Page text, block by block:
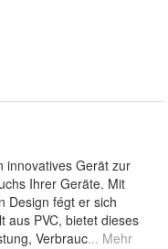
innovatives Gerät zur
Ihrer Geräte. Mit
Design fégt er sich
aus PVC, bietet dieses
Verbrauc... Mehr